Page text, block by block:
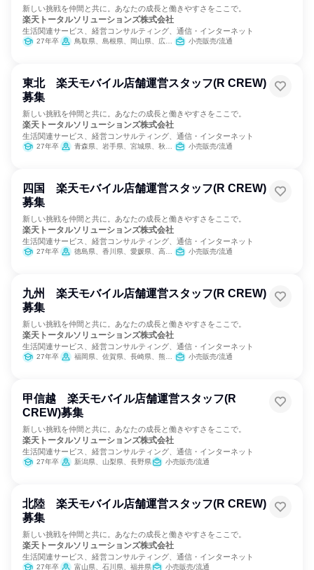
新しい挑戦を仲間と共に。あなたの成長と働きやすさをここで。
楽天トータルソリューションズ株式会社
生活関連サービス、経営コンサルティング、通信・インターネット
27年卒 鳥取県、島根県、岡山県、広島県、山口県 小売販売/流通
東北 楽天モバイル店舗運営スタッフ(R CREW)
募集
新しい挑戦を仲間と共に。あなたの成長と働きやすさをここで。
楽天トータルソリューションズ株式会社
生活関連サービス、経営コンサルティング、通信・インターネット
27年卒 青森県、岩手県、宮城県、秋田県、山形県、福島県 小売販売/流通
四国 楽天モバイル店舗運営スタッフ(R CREW)
募集
新しい挑戦を仲間と共に。あなたの成長と働きやすさをここで。
楽天トータルソリューションズ株式会社
生活関連サービス、経営コンサルティング、通信・インターネット
27年卒 徳島県、香川県、愛媛県、高知県 小売販売/流通
九州 楽天モバイル店舗運営スタッフ(R CREW)
募集
新しい挑戦を仲間と共に。あなたの成長と働きやすさをここで。
楽天トータルソリューションズ株式会社
生活関連サービス、経営コンサルティング、通信・インターネット
27年卒 福岡県、佐賀県、長崎県、熊本県、大分県、宮崎県、鹿児島県 小売販売/流通
甲信越 楽天モバイル店舗運営スタッフ(R
CREW)募集
新しい挑戦を仲間と共に。あなたの成長と働きやすさをここで。
楽天トータルソリューションズ株式会社
生活関連サービス、経営コンサルティング、通信・インターネット
27年卒 新潟県、山梨県、長野県 小売販売/流通
北陸 楽天モバイル店舗運営スタッフ(R CREW)
募集
新しい挑戦を仲間と共に。あなたの成長と働きやすさをここで。
楽天トータルソリューションズ株式会社
生活関連サービス、経営コンサルティング、通信・インターネット
27年卒 富山県、石川県、福井県 小売販売/流通